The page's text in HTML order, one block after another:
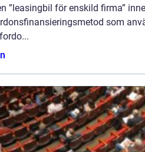
”leasingbil för enskild firma”
som